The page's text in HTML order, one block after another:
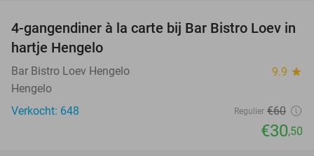
49%
4-gangendiner à la carte bij Bar Bistro Loev in
hartje Hengelo
Bar Bistro Loev Hengelo 9.9 star
Hengelo
Verkocht: 648
Regulier €60
€30,50